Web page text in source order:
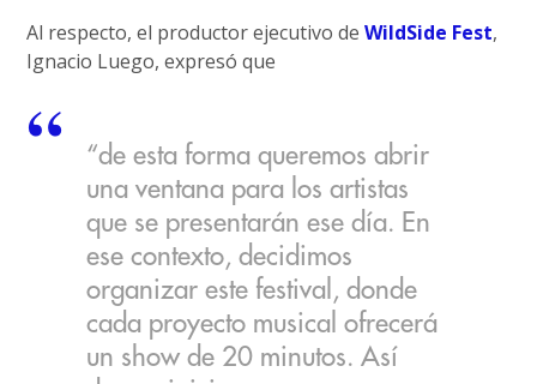
Al respecto, el productor ejecutivo deWildSide Fest,
Ignacio Luego, expresó que
“de esta forma queremos abrir
una ventana para los artistas
que se presentarán ese día. En
ese contexto, decidimos
organizar este festival, donde
cada proyecto musical ofrecerá
un show de 20 minutos. Así